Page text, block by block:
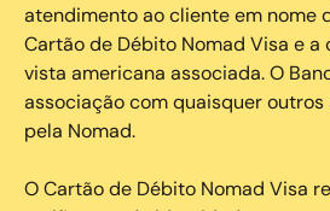
atendimento ao cliente em nome
Cartão de Débito Nomad Visa e
vista americana associada. O
associação com quaisquer
pela Nomad.
O Cartão de Débito Nomad Visa